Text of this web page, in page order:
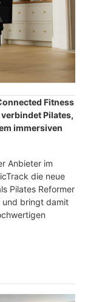
Fitness
Pilates,
immersiven
Anbieter im
die neue
Pilates Reformer
und bringt damit